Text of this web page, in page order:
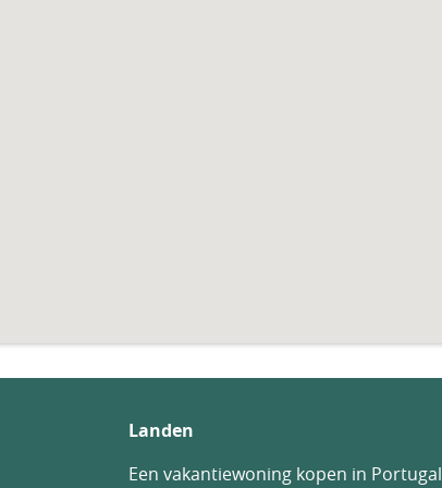
Landen
Een vakantiewoning kopen in Portugal